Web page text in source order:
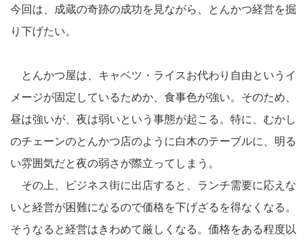
今回は、成蔵の奇跡の成功を見ながら、とんかつ経営を掘
り下げたい。
とんかつ屋は、キャベツ・ライスお代わり自由というイ
メージが固定しているためか、食事色が強い。そのため、
昼は強いが、夜は弱いという事態が起こる。特に、むかし
のチェーンのとんかつ店のように白木のテーブルに、明る
い雰囲気だと夜の弱さが際立ってしまう。
その上、ビジネス街に出店すると、ランチ需要に応えな
いと経営が困難になるので価格を下げざるを得なくなる。
そうなると経営はきわめて厳しくなる。価格をある程度以